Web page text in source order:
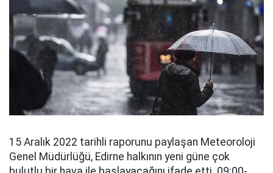
15 Aralık 2022 tarihli raporunu paylaşan Meteoroloji
Genel Müdürlüğü, Edirne halkının yeni güne çok